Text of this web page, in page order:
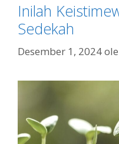
Inilah
Sedekah
Desember 1, 2024